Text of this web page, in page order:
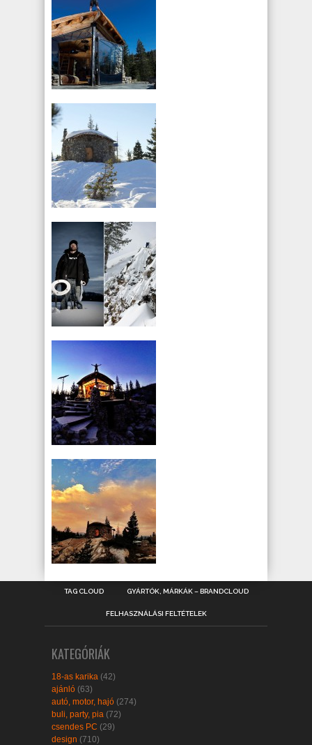
TAG CLOUD GYÁRTÓK, MÁRKÁK – BRANDCLOUD
FELHASZNÁLÁSI FELTÉTELEK
KATEGÓRIÁK
18-as karika (42)
ajánló (63)
autó, motor, hajó (274)
buli, party, pia (72)
csendes PC (29)
design (710)